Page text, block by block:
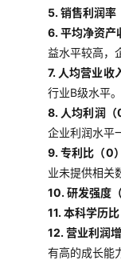
5. 销售利润率
6. 平均净资产
益水平较高，
7. 人均营业收
行业B级水平
8. 人均利润（
企业利润水平
9. 专利比（0）
业未提供相关
10. 研发强度
11. 本科学历
12. 营业利润
有高的成长能